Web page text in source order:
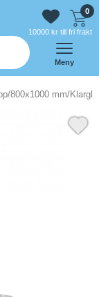
0
10000 kr till fri frakt
Meny
800x1000 mm/